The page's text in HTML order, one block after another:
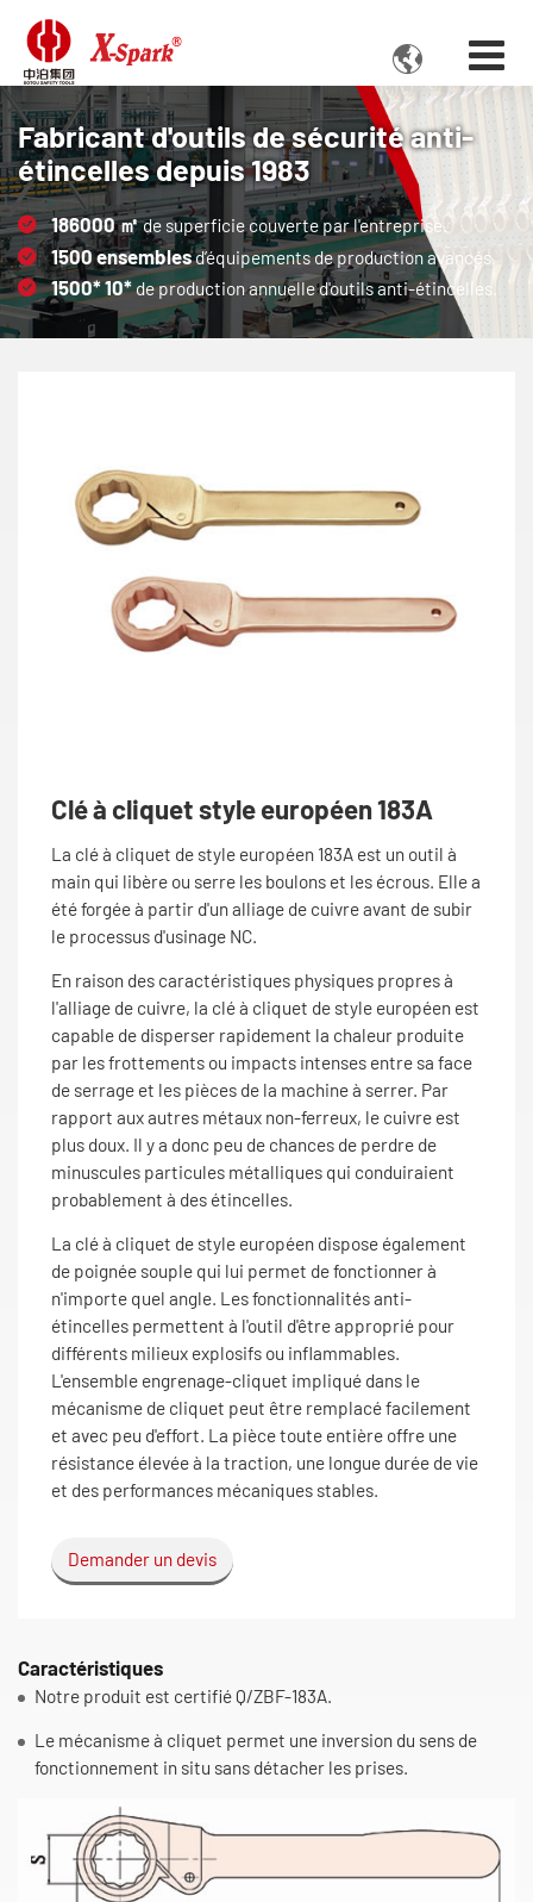

Fabricant d'outils de sécurité anti-
étincelles depuis 1983
186000㎡de superficie couverte par l'entreprise.
1500ensemblesd’équipements de production avancés.
1500*10*de production annuelle d'outils anti-étincelles.
Clé à cliquet style européen 183A
La clé à cliquet de style européen 183A est un outil à
main qui libère ou serre les boulons et les écrous. Elle a
été forgée à partir d'un alliage de cuivre avant de subir
le processus d'usinage NC.
En raison des caractéristiques physiques propres à
l'alliage de cuivre, la clé à cliquet de style européen est
capable de disperser rapidement la chaleur produite
par les frottements ou impacts intenses entre sa face
de serrage et les pièces de la machine à serrer. Par
rapport aux autres métaux non-ferreux, le cuivre est
plus doux. Il y a donc peu de chances de perdre de
minuscules particules métalliques qui conduiraient
probablement à des étincelles.
La clé à cliquet de style européen dispose également
de poignée souple qui lui permet de fonctionner à
n'importe quel angle. Les fonctionnalités anti-
étincelles permettent à l'outil d'être approprié pour
différents milieux explosifs ou inflammables.
L'ensemble engrenage-cliquet impliqué dans le
mécanisme de cliquet peut être remplacé facilement
et avec peu d'effort. La pièce toute entière offre une
résistance élevée à la traction, une longue durée de vie
et des performances mécaniques stables.
Demander un devis
Caractéristiques
Notre produit est certifié Q/ZBF-183A.
Le mécanisme à cliquet permet une inversion du sens de
fonctionnement in situ sans détacher les prises.